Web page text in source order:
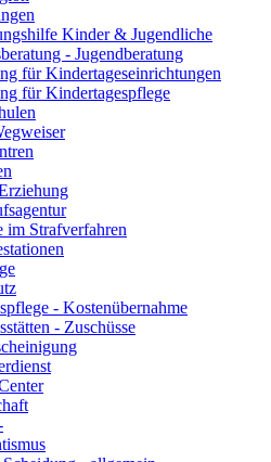
Kinder & Jugendliche
- Jugendberatung
für Kindertageseinrichtungen
für Kindertagespflege
im Strafverfahren
- Kostenübernahme
- Zuschüsse